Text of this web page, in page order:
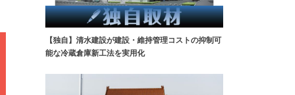
【独自】清水建設が建設・維持管理コストの抑制可
能な冷蔵倉庫新工法を実用化